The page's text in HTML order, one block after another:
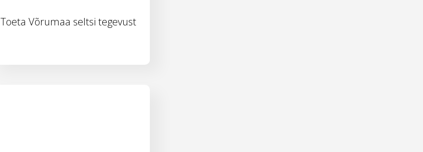
Toeta Võrumaa seltsi tegevust